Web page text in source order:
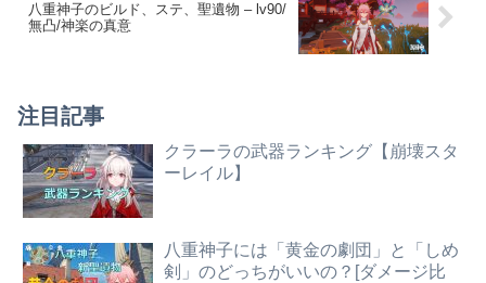
八重神子のビルド、ステ、聖遺物 – lv90/
無凸/神楽の真意
注目記事
クラーラの武器ランキング【崩壊スタ
ーレイル】
八重神子には「黄金の劇団」と「しめ
剣」のどっちがいいの？[ダメージ比